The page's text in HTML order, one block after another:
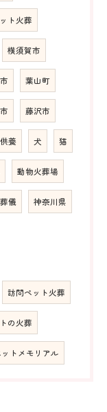
ト火葬
横須賀市
葉山町
藤沢市
養 犬 猫
動物火葬場
儀 神奈川県
訪問ペット火葬
の火葬
ットメモリアル